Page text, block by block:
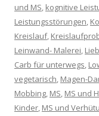
und MS, kognitive
Leistungsstörungen,
Kreislauf,
Leinwand- Malerei,
Carb für unterwegs,
vegetarisch, Magen-
Mobbing, MS, MS und
Kinder, MS und